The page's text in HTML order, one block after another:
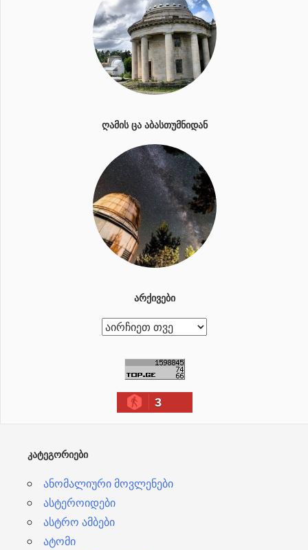
ᲦᲐᲛᲘᲡ ᲪᲐ ᲐᲑᲐᲡᲗᲣᲛᲜᲘᲓᲐᲜ
ᲐᲠᲥᲘᲕᲔᲑᲘ
ა
3
ᲙᲐᲢᲔᲒᲝᲠᲘᲔᲑᲘ
ანომალიური მოვლენები
ასტეროიდები
ასტრო ამბები
ატომი